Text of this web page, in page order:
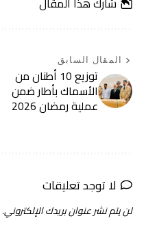
المقال السابق
توزيع 10 أطنان من
الأسماك بأطار ضمن
عملية رمضان 2026
لا توجد تعليقات
لن يتم نشر عنوان بريدك الإلكتروني.